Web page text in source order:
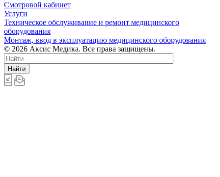
Смотровой кабинет
Услуги
Техническое обслуживание и ремонт медицинского
оборудования
Монтаж, ввод в эксплуатацию медицинского оборудования
© 2026 Аксис Медика. Все права защищены.
Найти